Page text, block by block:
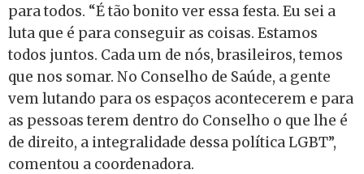
para todos. “É tão bonito ver essa festa. Eu sei a
luta que é para conseguir as coisas. Estamos
todos juntos. Cada um de nós, brasileiros, temos
que nos somar. No Conselho de Saúde, a gente
vem lutando para os espaços acontecerem e para
as pessoas terem dentro do Conselho o que lhe é
de direito, a integralidade dessa política LGBT”,
comentou a coordenadora.